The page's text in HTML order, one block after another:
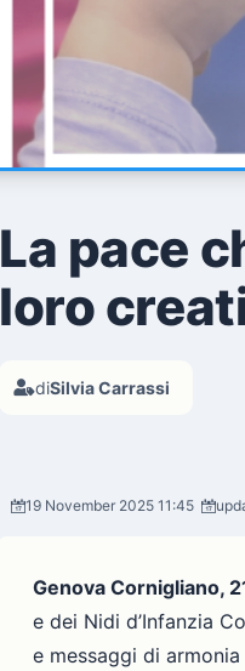
La pace
loro
diSilvia Carrassi
19 November 2025 11:45
Genova Cornigliano,
e dei Nidi d’Infanzia
e messaggi di